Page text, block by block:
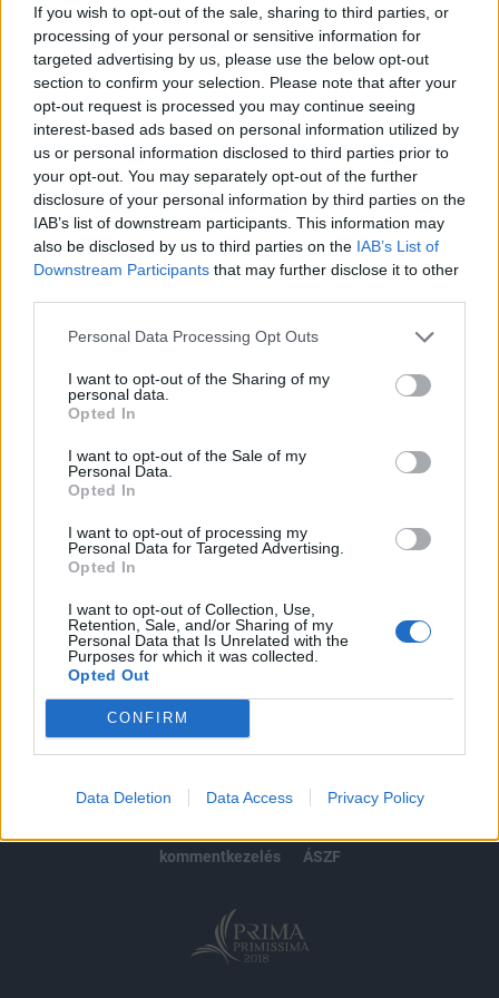
If you wish to opt-out of the sale, sharing to third parties, or
processing of your personal or sensitive information for
targeted advertising by us, please use the below opt-out
section to confirm your selection. Please note that after your
opt-out request is processed you may continue seeing
interest-based ads based on personal information utilized by
us or personal information disclosed to third parties prior to
your opt-out. You may separately opt-out of the further
disclosure of your personal information by third parties on the
IAB’s list of downstream participants. This information may
also be disclosed by us to third parties on the IAB’s List of
Downstream Participants that may further disclose it to other
Personal Data Processing Opt Outs
I want to opt-out of the Sharing of my
personal data.
Opted In
I want to opt-out of the Sale of my
Personal Data.
Opted In
I want to opt-out of processing my
Personal Data for Targeted Advertising.
Opted In
I want to opt-out of Collection, Use,
Retention, Sale, and/or Sharing of my
Personal Data that Is Unrelated with the
Purposes for which it was collected.
Opted Out
CONFIRM
Data Deletion Data Access Privacy Policy
osztotta meg az adatokat a lappal. Tavaly a Balatoni
Vízirendészeti Rendőrkapitányság munkatársai 169
esetben 334 főt mentettek ki, idén eddig 159 alkalommal
293-at. A balatoni mentések száma ennél jóval magasabb,
hiszen sokszor nem a vízirendőrök, hanem a Vízimentők
Magyarországi Szakszolgálatának (VMSZ) munkatársai...
KEDVES OLVASÓNK!
A keresett cikk a portfolio.hu hírarchívumához
Portfolio.hu teljes cikkarchívum
Kötéslisták: BÉT elmúlt 2 év napon belüli
MÁR ELŐFIZETŐNK VAGY?
jogi nyilatkozat
kommentkezelés
ÁSZF